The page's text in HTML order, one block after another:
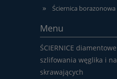
» Ściernica borazonowa
Menu
ŚCIERNICE
szlifowania węglika i
skrawających